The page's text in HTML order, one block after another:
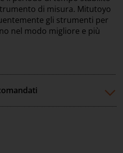
di misura. Mitutoyo
gli strumenti per
nel modo migliore e più